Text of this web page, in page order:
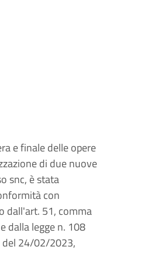
e finale delle opere
di due nuove
snc, è stata
con
dall'art. 51, comma
dalla legge n. 108
del 24/02/2023,